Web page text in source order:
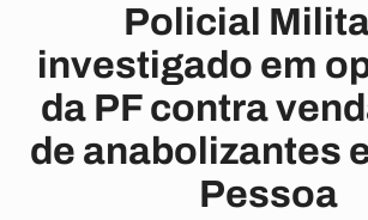
Policial
investigado em
da PF contra
de anabolizantes
Pessoa